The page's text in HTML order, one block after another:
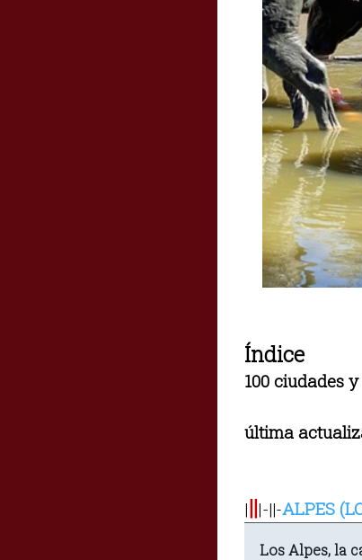
Índice
100 ciudades
última
||||-||-ALPES
Los Alpes, la